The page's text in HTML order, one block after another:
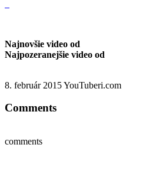
Najnovšie video od
Najpozeranejšie video od
8. február 2015YouTuberi.com
Comments
comments